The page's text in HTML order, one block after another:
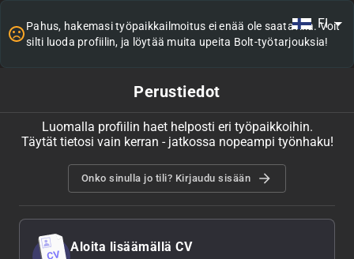
FI
Pahus, hakemasi työpaikkailmoitus ei enää ole saatavilla. Voit
silti luoda profiilin, ja löytää muita upeita Bolt-työtarjouksia!
Perustiedot
Luomalla profiilin haet helposti eri työpaikkoihin.
Täytät tietosi vain kerran - jatkossa nopeampi työnhaku!
Onko sinulla jo tili? Kirjaudu sisään
Aloita lisäämällä CV